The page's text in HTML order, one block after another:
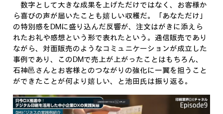
数字として大きな成果を上げただけではなく、お客様か
ら喜びの声が届いたことも嬉しい収穫だ。「あなただけ」
の特別感をDMに盛り込んだ反響が、注文はがきに添えら
れたお礼や感想という形で表れたという。通信販売であり
ながら、対面販売のようなコミュニケーションが成立した
事例であり、このDMで売上が上がったことはもちろん、
石神邑さんとお客様とのつながりの強化に一翼を担うこと
ができたことが何より嬉しい、と池田氏は振り返る。